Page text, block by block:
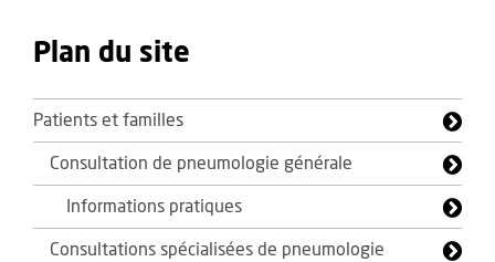
Plan du site
Patients et familles
Consultation de pneumologie générale
Informations pratiques
Consultations spécialisées de pneumologie